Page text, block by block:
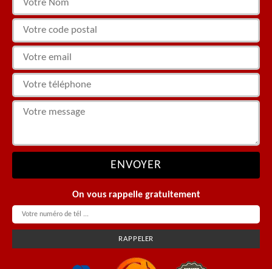
On vous rappelle gratuitement